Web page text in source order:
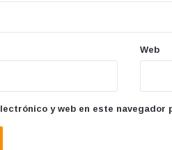
Web
y web en este navegador